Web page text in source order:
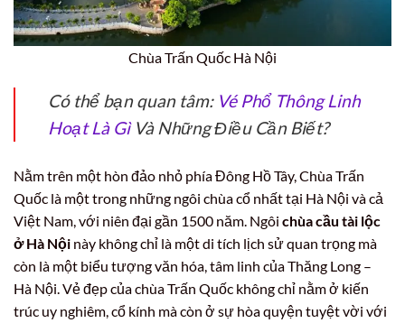
Chùa Trấn Quốc Hà Nội
Có thể bạn quan tâm: Vé Phổ Thông Linh
Hoạt Là GìVà Những Điều Cần Biết?
Nằm trên một hòn đảo nhỏ phía Đông Hồ Tây, Chùa Trấn
Quốc là một trong những ngôi chùa cổ nhất tại Hà Nội và cả
Việt Nam, với niên đại gần 1500 năm. Ngôi chùa cầu tài lộc
ở Hà Nội này không chỉ là một di tích lịch sử quan trọng mà
còn là một biểu tượng văn hóa, tâm linh của Thăng Long –
Hà Nội. Vẻ đẹp của chùa Trấn Quốc không chỉ nằm ở kiến
trúc uy nghiêm, cổ kính mà còn ở sự hòa quyện tuyệt vời với